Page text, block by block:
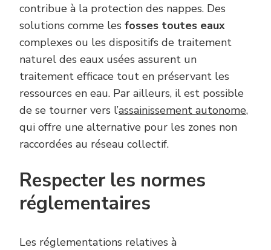
contribue à la protection des nappes. Des
solutions comme les fosses toutes eaux
complexes ou les dispositifs de traitement
naturel des eaux usées assurent un
traitement efficace tout en préservant les
ressources en eau. Par ailleurs, il est possible
de se tourner vers l’assainissement autonome,
qui offre une alternative pour les zones non
raccordées au réseau collectif.
Respecter les normes
réglementaires
Les réglementations relatives à